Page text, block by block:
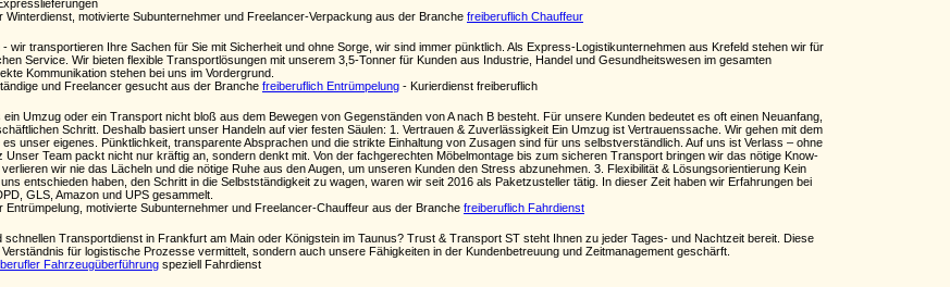
motivierte Subunternehmer und Freelancer-Verpackung aus der Branche freiberuflich Chauffeur
wir transportieren Ihre Sachen für Sie mit Sicherheit und ohne Sorge, wir sind immer pünktlich. Als Express-Logistikunternehmen aus Krefeld stehen wir für
Service. Wir bieten flexible Transportlösungen mit unserem 3,5-Tonner für Kunden aus Industrie, Handel und Gesundheitswesen im gesamten
Kommunikation stehen bei uns im Vordergrund.
und Freelancer gesucht aus der Branche freiberuflich Entrümpelung - Kurierdienst freiberuflich
Umzug oder ein Transport nicht bloß aus dem Bewegen von Gegenständen von A nach B besteht. Für unsere Kunden bedeutet es oft einen Neuanfang,
Schritt. Deshalb basiert unser Handeln auf vier festen Säulen: 1. Vertrauen & Zuverlässigkeit Ein Umzug ist Vertrauenssache. Wir gehen mit dem
unser eigenes. Pünktlichkeit, transparente Absprachen und die strikte Einhaltung von Zusagen sind für uns selbstverständlich. Auf uns ist Verlass – ohne
Unser Team packt nicht nur kräftig an, sondern denkt mit. Von der fachgerechten Möbelmontage bis zum sicheren Transport bringen wir das nötige Know-
wir nie das Lächeln und die nötige Ruhe aus den Augen, um unseren Kunden den Stress abzunehmen. 3. Flexibilität & Lösungsorientierung Kein
entschieden haben, den Schritt in die Selbstständigkeit zu wagen, waren wir seit 2016 als Paketzusteller tätig. In dieser Zeit haben wir Erfahrungen bei
GLS, Amazon und UPS gesammelt.
motivierte Subunternehmer und Freelancer-Chauffeur aus der Branche freiberuflich Fahrdienst
Transportdienst in Frankfurt am Main oder Königstein im Taunus? Trust & Transport ST steht Ihnen zu jeder Tages- und Nachtzeit bereit. Diese
für logistische Prozesse vermittelt, sondern auch unsere Fähigkeiten in der Kundenbetreuung und Zeitmanagement geschärft.
Fahrzeugüberführung speziell Fahrdienst